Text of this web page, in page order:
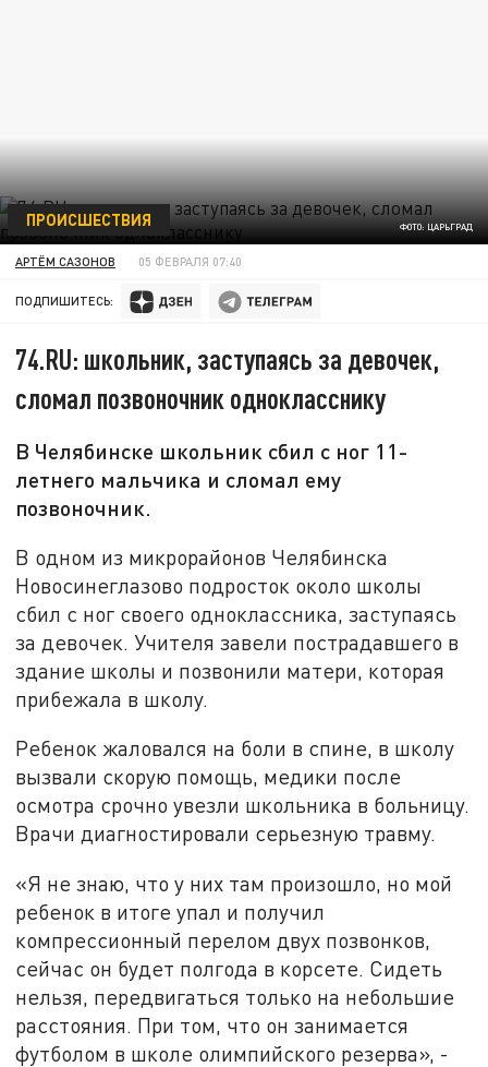
ФОТО: ЦАРЬГРАД
ПРОИСШЕСТВИЯ
АРТЁМ САЗОНОВ 05 ФЕВРАЛЯ 07:40
ПОДПИШИТЕСЬ:
74.RU: школьник, заступаясь за девочек,
сломал позвоночник однокласснику
В Челябинске школьник сбил с ног 11-
летнего мальчика и сломал ему
позвоночник.
В одном из микрорайонов Челябинска
Новосинеглазово подросток около школы
сбил с ног своего одноклассника, заступаясь
за девочек. Учителя завели пострадавшего в
здание школы и позвонили матери, которая
прибежала в школу.
Ребенок жаловался на боли в спине, в школу
вызвали скорую помощь, медики после
осмотра срочно увезли школьника в больницу.
Врачи диагностировали серьезную травму.
«Я не знаю, что у них там произошло, но мой
ребенок в итоге упал и получил
компрессионный перелом двух позвонков,
сейчас он будет полгода в корсете. Сидеть
нельзя, передвигаться только на небольшие
расстояния. При том, что он занимается
футболом в школе олимпийского резерва», -